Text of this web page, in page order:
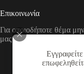
Επικοινωνία
Για οποιοδήποτε θέμα
μας με τους παρακάτω
Διεύθυνση:
Νικολάου